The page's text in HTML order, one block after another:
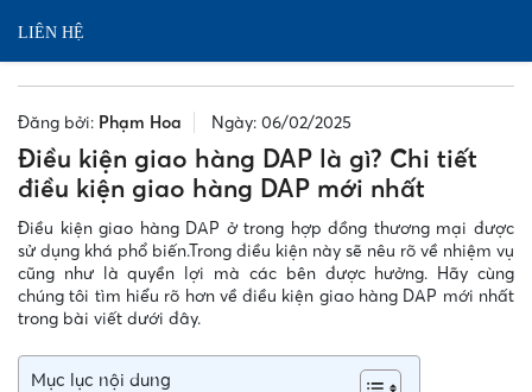
LIÊN HỆ
Đăng bởi: Phạm Hoa Ngày: 06/02/2025
Điều kiện giao hàng DAP là gì? Chi tiết
điều kiện giao hàng DAP mới nhất
Điều kiện giao hàng DAP ở trong hợp đồng thương mại được
sử dụng khá phổ biến.Trong điều kiện này sẽ nêu rõ về nhiệm vụ
cũng như là quyền lợi mà các bên được hưởng. Hãy cùng
chúng tôi tìm hiểu rõ hơn về điều kiện giao hàng DAP mới nhất
trong bài viết dưới đây.
Mục lục nội dung